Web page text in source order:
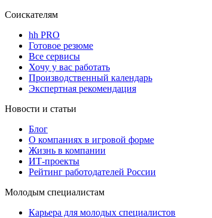
Соискателям
hh PRO
Готовое резюме
Все сервисы
Хочу у вас работать
Производственный календарь
Экспертная рекомендация
Новости и статьи
Блог
О компаниях в игровой форме
Жизнь в компании
ИТ-проекты
Рейтинг работодателей России
Молодым специалистам
Карьера для молодых специалистов